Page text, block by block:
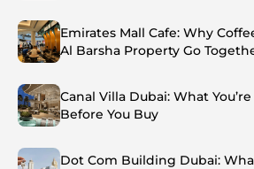
Emirates Mall Cafe: Why
Al Barsha Property Go
Canal Villa Dubai: What
Before You Buy
Dot Com Building Dubai: